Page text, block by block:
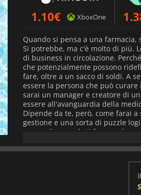
1.10€ XboxOne
Quando si pensa a una
Si potrebbe, ma c'è molto di più.
di business in circolazione.
che potenzialmente possono
fare, oltre a un sacco di soldi. A
essere la persona che può
sarai un manager e creatore di
essere all'avanguardia della
Dipende da te, però, come farai
gestione e una sorta di puzzle
ma quali non solo ti faranno
continuare la tua ricerca? È una
il gioco. C'è anche il fatto che il
Inoltre, avete dei rivali che non
la prossima migliore medicina.